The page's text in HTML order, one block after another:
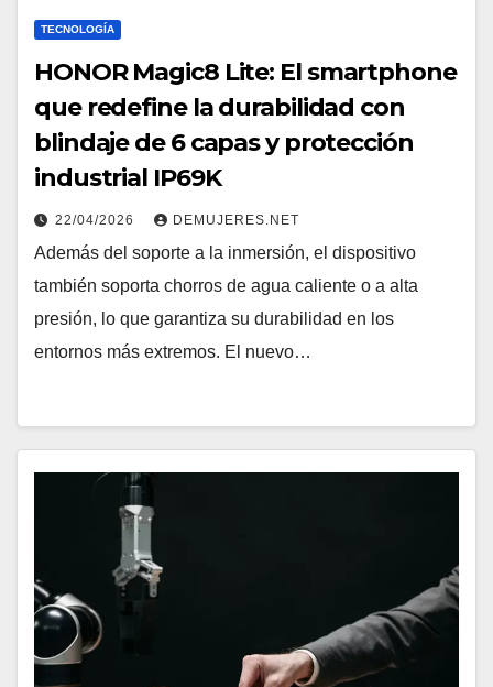
TECNOLOGÍA
HONOR Magic8 Lite: El smartphone
que redefine la durabilidad con
blindaje de 6 capas y protección
industrial IP69K
22/04/2026 DEMUJERES.NET
Además del soporte a la inmersión, el dispositivo
también soporta chorros de agua caliente o a alta
presión, lo que garantiza su durabilidad en los
entornos más extremos. El nuevo…